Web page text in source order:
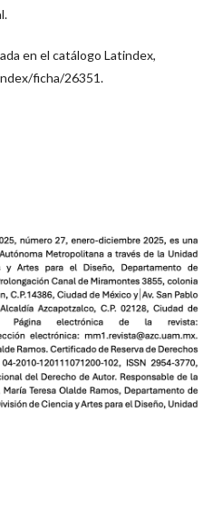
en el catálogo Latindex,
ficha/26351.